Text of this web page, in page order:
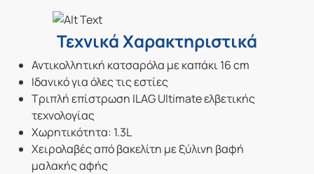
Τεχνικά Χαρακτηριστικά
Αντικολλητική κατσαρόλα με καπάκι 16 cm
Ιδανικό για όλες τις εστίες
Τριπλή επίστρωση ILAG Ultimate ελβετικής
τεχνολογίας
Χωρητικότητα: 1.3L
Χειρολαβές από βακελίτη με ξύλινη βαφή
μαλακής αφής